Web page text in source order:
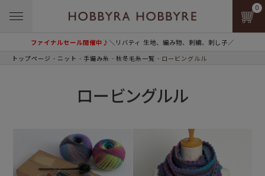
ファイナルセール開催中♪＼リバティ 生地、編み物、刺繍、刺し子／
0
トップページ ニット 手編み糸 秋冬毛糸一覧 ロービングルル
ロービングルル